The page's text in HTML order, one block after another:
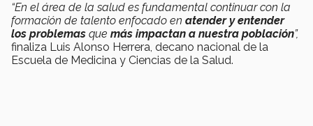
“En el área de la salud es fundamental continuar con la
formación de talento enfocado en atender y entender
los problemas que más impactan a nuestra población”,
finaliza Luis Alonso Herrera, decano nacional de la
Escuela de Medicina y Ciencias de la Salud.